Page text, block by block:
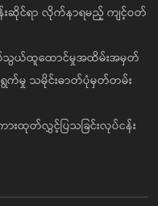
းဆိုင်ရာ လိုက်နာရမည့် ကျင့်ဝတ်
က်သွယ်ထူထောင်မှုအထိမ်းအမှတ်
ာင်ရွက်မှု သမိုင်းဓာတ်ပုံမှတ်တမ်း
ထုတ်လွှင့်ပြသခြင်းလုပ်ငန်း